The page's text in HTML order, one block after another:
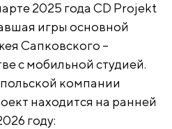
2025 года CD Projekt
игры основной
Сапковского –
с мобильной студией.
компании
находится на ранней
году: